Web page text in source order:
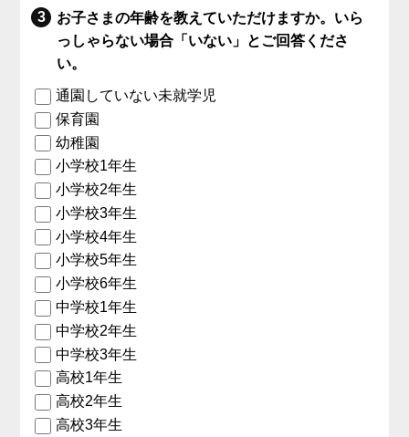
お子さまの年齢を教えていただけますか。いら
っしゃらない場合「いない」とご回答くださ
い。
通園していない未就学児
保育園
幼稚園
小学校1年生
小学校2年生
小学校3年生
小学校4年生
小学校5年生
小学校6年生
中学校1年生
中学校2年生
中学校3年生
高校1年生
高校2年生
高校3年生